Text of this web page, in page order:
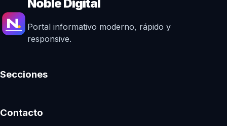
Noble Digital
Portal informativo moderno, rápido y
responsive.
Secciones
Contacto